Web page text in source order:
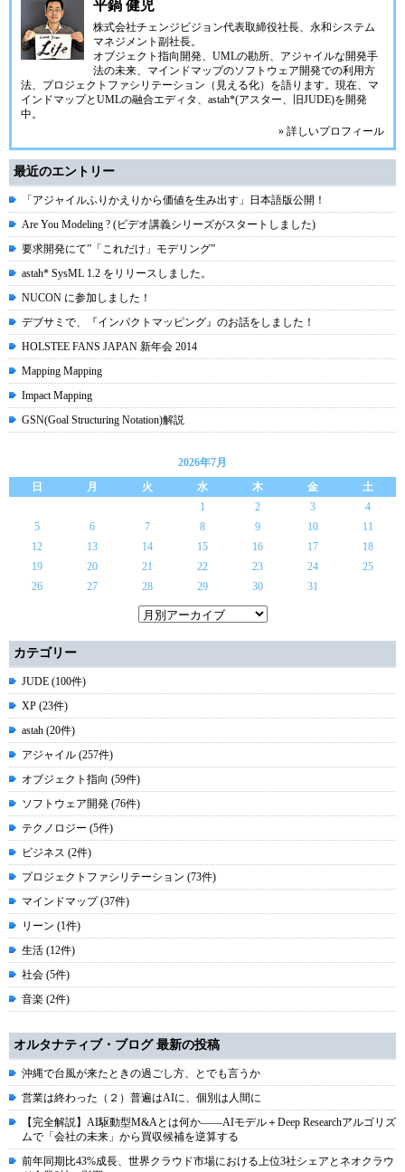
平鍋 健児
株式会社チェンジビジョン代表取締役社長、永和システム
マネジメント副社長。
オブジェクト指向開発、UMLの勘所、アジャイルな開発手
法の未来、マインドマップのソフトウェア開発での利用方
法、プロジェクトファシリテーション（見える化）を語ります。現在、マ
インドマップとUMLの融合エディタ、 astah*(アスター、旧JUDE)を開発
中。
» 詳しいプロフィール
最近のエントリー
「アジャイルふりかえりから価値を生み出す」日本語版公開！
Are You Modeling ? (ビデオ講義シリーズがスタートしました)
要求開発にて”「これだけ」モデリング”
astah* SysML 1.2 をリリースしました。
NUCON に参加しました！
デブサミで、『インパクトマッピング』のお話をしました！
HOLSTEE FANS JAPAN 新年会 2014
Mapping Mapping
Impact Mapping
GSN(Goal Structuring Notation)解説
2026年7月
日
月 火 水 木 金
土
1
2 3
4
5
6 7 8 9 10
11
12
13 14 15 16 17
18
19
20 21 22 23 24
25
26
27 28 29 30 31
カテゴリー
JUDE (100件)
XP (23件)
astah (20件)
アジャイル (257件)
オブジェクト指向 (59件)
ソフトウェア開発 (76件)
テクノロジー (5件)
ビジネス (2件)
プロジェクトファシリテーション (73件)
マインドマップ (37件)
リーン (1件)
生活 (12件)
社会 (5件)
音楽 (2件)
オルタナティブ・ブログ 最新の投稿
沖縄で台風が来たときの過ごし方、とでも言うか
営業は終わった（２）普遍はAIに、個別は人間に
【完全解説】AI駆動型M&Aとは何か――AIモデル＋Deep Researchアルゴリズ
ムで「会社の未来」から買収候補を逆算する
前年同期比43%成長、世界クラウド市場における上位3社シェアとネオクラウ